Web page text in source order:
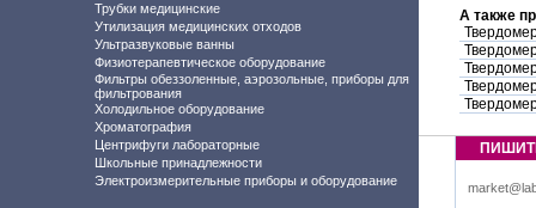
Трубки медицинские
Утилизация медицинских отходов
Ультразвуковые ванны
Физиотерапевтическое оборудование
Фильтры обеззоленные, аэрозольные, приборы для
фильтрования
Холодильное оборудование
Хроматография
Центрифуги лабораторные
Школьные принадлежности
Электроизмерительные приборы и оборудование
А также